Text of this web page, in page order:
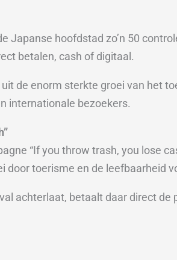
Japanse hoofdstad zo’n 50
betalen, cash of digitaal.
de enorm sterkte groei van het
internationale bezoekers.
“If you throw trash, you lose
door toerisme en de leefbaarheid
achterlaat, betaalt daar direct de